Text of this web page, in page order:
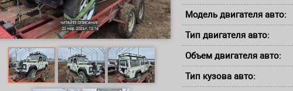
Модель двигателя авто:
Тип двигателя авто:
Объем двигателя авто:
Тип кузова авто: